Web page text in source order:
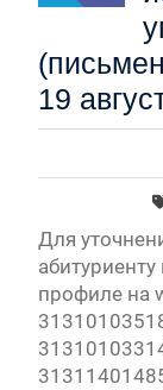
19
Для
профиле на